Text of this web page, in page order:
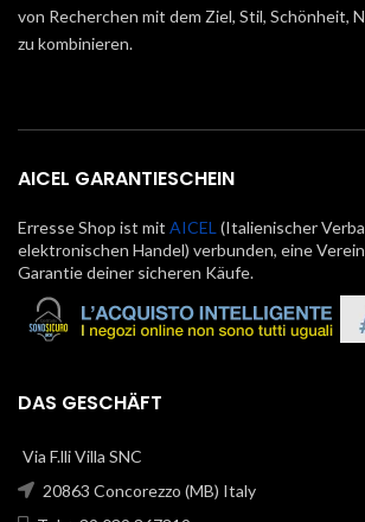
von Recherchen mit dem Ziel, Stil, Schönheit,
zu kombinieren.
AICEL GARANTIESCHEIN
Erresse Shop ist mit AICEL (Italienischer
elektronischen Handel) verbunden, eine
Garantie deiner sicheren Käufe.
DAS GESCHÄFT
Via F.lli Villa SNC
20863 Concorezzo (MB) Italy